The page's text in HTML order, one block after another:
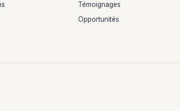
Témoignages
Opportunités